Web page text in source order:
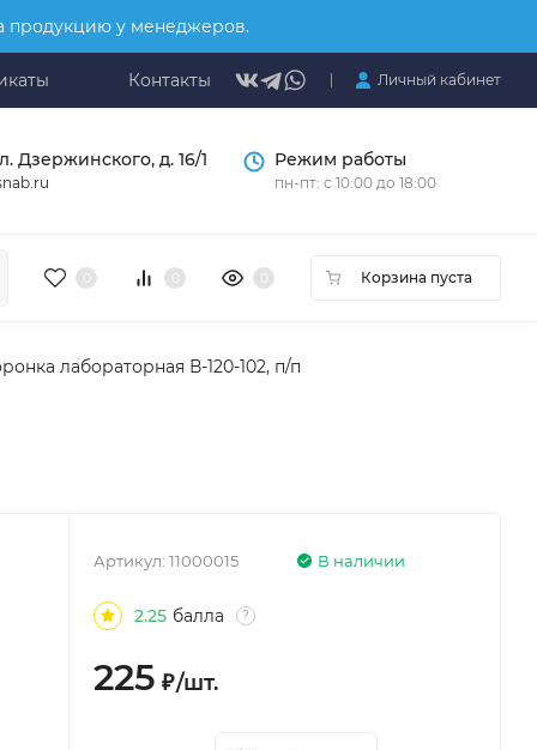
продукцию у менеджеров.
Контакты Личный кабинет
Дзержинского, д. 16/1 Режим работы
пн-пт: с 10:00 до 18:00
Корзина пуста
лабораторная В-120-102, п/п
В наличии
Артикул:11000015
2.25 балла ?
225 ₽/шт.